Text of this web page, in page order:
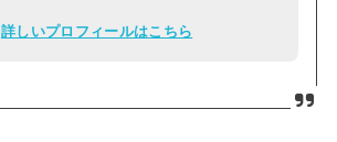
詳しいプロフィールはこちら